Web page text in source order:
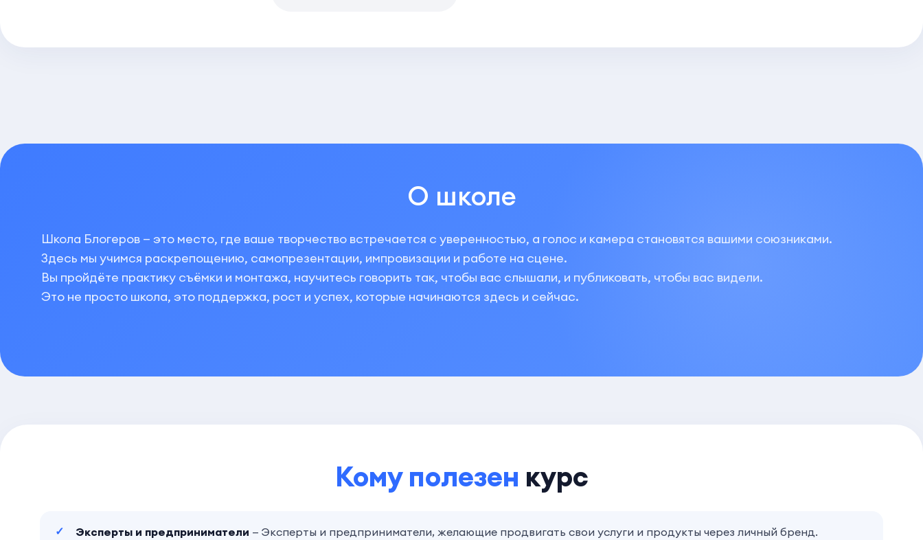
О школе
Школа Блогеров — это место, где ваше творчество встречается с уверенностью, а голос и камера становятся вашими союзниками.
Здесь мы учимся раскрепощению, самопрезентации, импровизации и работе на сцене.
Вы пройдёте практику съёмки и монтажа, научитесь говорить так, чтобы вас слышали, и публиковать, чтобы вас видели.
Это не просто школа, это поддержка, рост и успех, которые начинаются здесь и сейчас.
Кому полезен курс
Эксперты и предприниматели — Эксперты и предприниматели, желающие продвигать свои услуги и продукты через личный бренд.